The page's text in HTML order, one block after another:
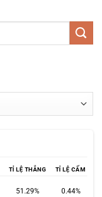
TỈ LỆ THẮNG TỈ LỆ CẤM
51.29% 0.44%